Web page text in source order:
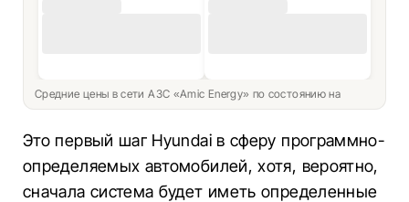
Средние цены в сети АЗС «Amic Energy» по состоянию на
Это первый шаг Hyundai в сферу программно-
определяемых автомобилей, хотя, вероятно,
сначала система будет иметь определенные